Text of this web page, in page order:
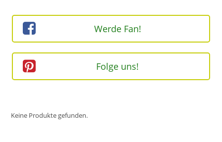
Werde Fan!
Folge uns!
Keine Produkte gefunden.